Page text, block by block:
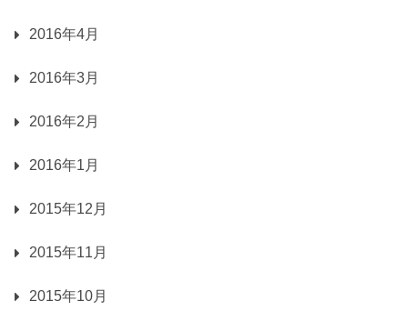
2016年4月
2016年3月
2016年2月
2016年1月
2015年12月
2015年11月
2015年10月